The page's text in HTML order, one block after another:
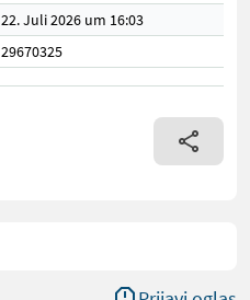
22. Juli 2026 um 16:03
29670325